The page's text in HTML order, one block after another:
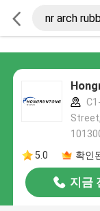
5.0
확인
지금